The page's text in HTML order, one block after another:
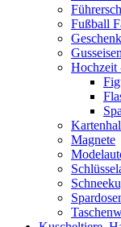
Fußball
Hochzeit
Magnete